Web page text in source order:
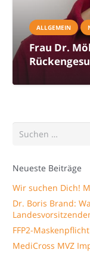
ALLGEMEIN
Frau Dr.
Suchen
Neueste Beiträge
Wir suchen Dich!
Dr. Boris Brand:
FFP2-Maskenpflicht
MediCross MVZ